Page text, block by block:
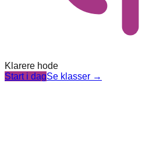
Klarere hode
Start i dagSe klasser →